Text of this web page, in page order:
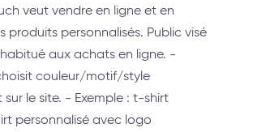
veut vendre en ligne et en
produits personnalisés. Public visé
aux achats en ligne. -
couleur/motif/style
le site. - Exemple : t-shirt
personnalisé avec logo